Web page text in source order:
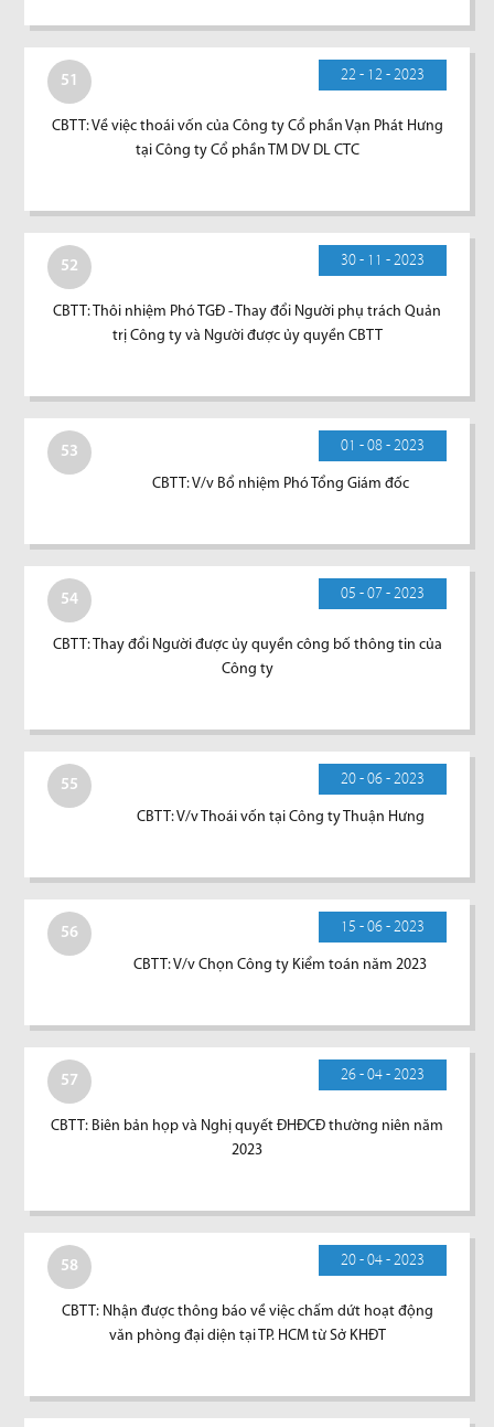
51 22 - 12 - 2023
CBTT: Về việc thoái vốn của Công ty Cổ phần Vạn Phát Hưng
tại Công ty Cổ phần TM DV DL CTC
52 30 - 11 - 2023
CBTT: Thôi nhiệm Phó TGĐ - Thay đổi Người phụ trách Quản
trị Công ty và Người được ủy quyền CBTT
53 01 - 08 - 2023
CBTT: V/v Bổ nhiệm Phó Tổng Giám đốc
54 05 - 07 - 2023
CBTT: Thay đổi Người được ủy quyền công bố thông tin của
Công ty
55 20 - 06 - 2023
CBTT: V/v Thoái vốn tại Công ty Thuận Hưng
56 15 - 06 - 2023
CBTT: V/v Chọn Công ty Kiểm toán năm 2023
57 26 - 04 - 2023
CBTT: Biên bản họp và Nghị quyết ĐHĐCĐ thường niên năm
2023
58 20 - 04 - 2023
CBTT: Nhận được thông báo về việc chấm dứt hoạt động
văn phòng đại diện tại TP. HCM từ Sở KHĐT